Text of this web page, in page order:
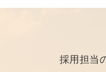
採用担当